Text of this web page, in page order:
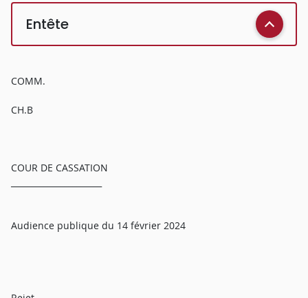
Entête
COMM.
CH.B
COUR DE CASSATION
Audience publique du 14 février 2024